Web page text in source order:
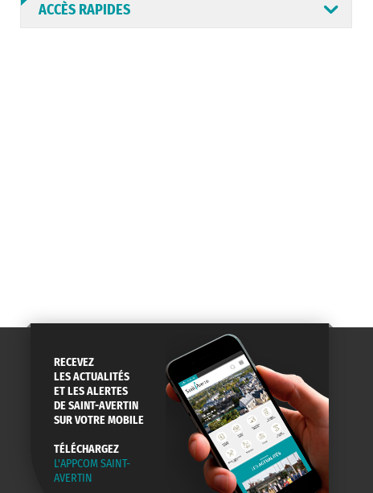
ACCÈS RAPIDES
AGENDA
URBANISME PISCINE
TRAVAUX
DANS LA VILLE
DÉCHETS
ET COLLECTES
RECEVEZ
LES ACTUALITÉS
ET LES ALERTES
DE SAINT-AVERTIN
SUR VOTRE MOBILE
TÉLÉCHARGEZ
L'APPCOM SAINT-
AVERTIN